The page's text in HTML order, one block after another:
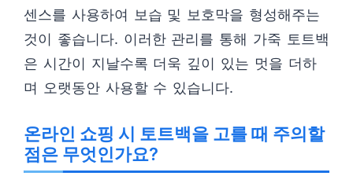
센스를 사용하여 보습 및 보호막을 형성해주는
것이 좋습니다. 이러한 관리를 통해 가죽 토트백
은 시간이 지날수록 더욱 깊이 있는 멋을 더하
며 오랫동안 사용할 수 있습니다.
온라인 쇼핑 시 토트백을 고를 때 주의할
점은 무엇인가요?